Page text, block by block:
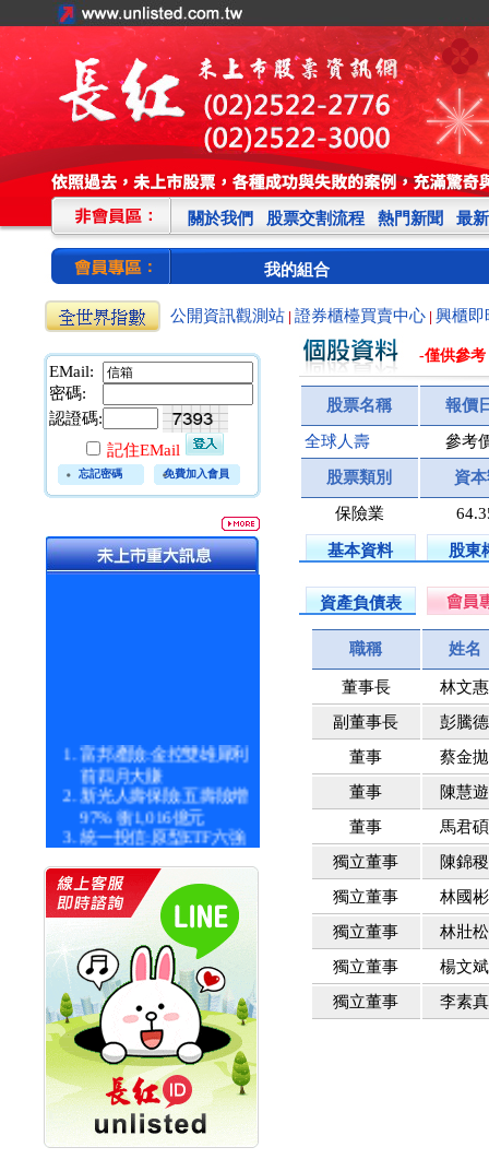
關於我們 股票交割流程 熱門新聞 最
我的組合
公開資訊觀測站 證券櫃檯買賣中心 興櫃即
EMail:
密碼:
認證碼:
記住EMail
忘記密碼 免費加入會員
富邦產險:金控雙雄犀利
前四月大賺
新光人壽保險:五壽險增
97% 衝1,016億元
統一投信:原型ETF六強
漲逾九成
統一投信:主動式ETF溢
價 被盯上
新光人壽保險:新壽Q1外
價金將達996億
宇辰系統科技:宇辰業績
創新高 啟動興櫃轉上櫃
計畫
明緯企業:明緯永續科技
競賽 以電源驅動善的力
量
秀育企業:秀育SHO-U儲
能系統 獲國內首張CNS
認證
-僅供參考
股票名稱 報價
全球人壽 參考
股票類別 資
保險業
基本資料 股東
資產負債表
職稱 姓名
董事長
林文惠
副董事長
彭騰德
董事
蔡金拋
董事
陳慧遊
董事
馬君碩
獨立董事
陳錦稷
獨立董事
林國彬
獨立董事
林壯松
獨立董事
楊文斌
獨立董事
李素真